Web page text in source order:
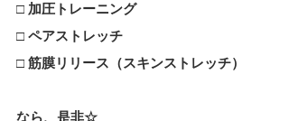
□ 加圧トレーニング
□ ペアストレッチ
□ 筋膜リリース（スキンストレッチ）
なら、是非☆